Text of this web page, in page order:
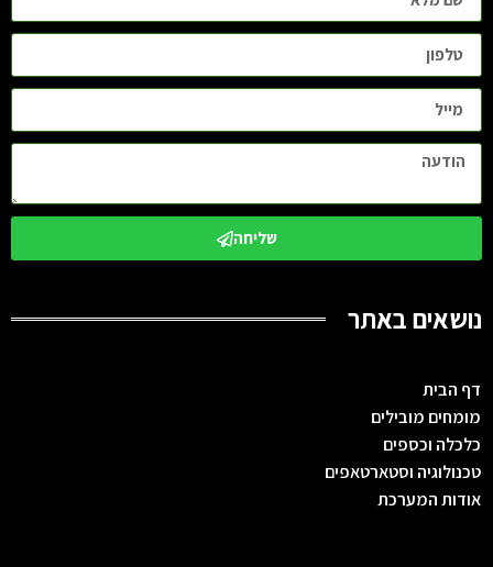
שליחה
נושאים באתר
דף הבית
מומחים מובילים
כלכלה וכספים
טכנולוגיה וסטארטאפים
אודות המערכת